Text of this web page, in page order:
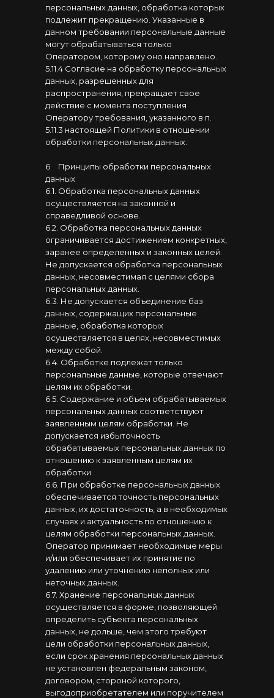
персональных данных, обработка которых
подлежит прекращению. Указанные в
данном требовании персональные данные
могут обрабатываться только
Оператором, которому оно направлено.
5.11.4 Согласие на обработку персональных
данных, разрешенных для
распространения, прекращает свое
действие с момента поступления
Оператору требования, указанного в п.
5.11.3 настоящей Политики в отношении
обработки персональных данных.
6
Принципы обработки персональных
данных
6.1. Обработка персональных данных
осуществляется на законной и
справедливой основе.
6.2. Обработка персональных данных
ограничивается достижением конкретных,
заранее определенных и законных целей.
Не допускается обработка персональных
данных, несовместимая с целями сбора
персональных данных.
6.3. Не допускается объединение баз
данных, содержащих персональные
данные, обработка которых
осуществляется в целях, несовместимых
между собой.
6.4. Обработке подлежат только
персональные данные, которые отвечают
целям их обработки.
6.5. Содержание и объем обрабатываемых
персональных данных соответствуют
заявленным целям обработки. Не
допускается избыточность
обрабатываемых персональных данных по
отношению к заявленным целям их
обработки.
6.6. При обработке персональных данных
обеспечивается точность персональных
данных, их достаточность, а в необходимых
случаях и актуальность по отношению к
целям обработки персональных данных.
Оператор принимает необходимые меры
и/или обеспечивает их принятие по
удалению или уточнению неполных или
неточных данных.
6.7. Хранение персональных данных
осуществляется в форме, позволяющей
определить субъекта персональных
данных, не дольше, чем этого требуют
цели обработки персональных данных,
если срок хранения персональных данных
не установлен федеральным законом,
договором, стороной которого,
выгодоприобретателем или поручителем